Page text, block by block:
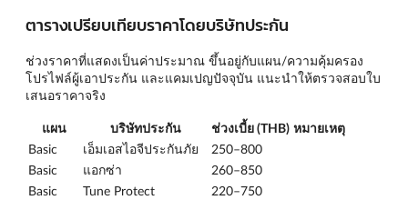
ตารางเปรียบเทียบราคาโดยบริษัทประกัน
ช่วงราคาที่แสดงเป็นค่าประมาณ ขึ้นอยู่กับแผน/ความคุ้มครอง
โปรไฟล์ผู้เอาประกัน และแคมเปญปัจจุบัน แนะนำให้ตรวจสอบใบ
เสนอราคาจริง
แผน บริษัทประกัน ช่วงเบี้ย (THB) หมายเหตุ
Basic
เอ็มเอสไอจีประกันภัย
250–800
Basic
แอกซ่า
260–850
Basic
Tune Protect
220–750